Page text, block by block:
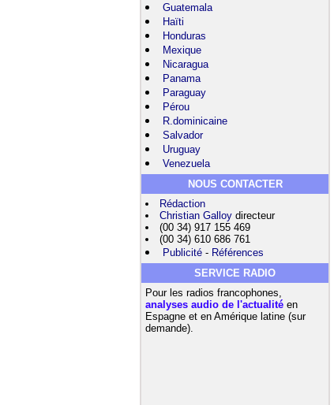
Guatemala
Haïti
Honduras
Mexique
Nicaragua
Panama
Paraguay
Pérou
R.dominicaine
Salvador
Uruguay
Venezuela
NOUS CONTACTER
Rédaction
Christian Galloy directeur
(00 34) 917 155 469
(00 34) 610 686 761
Publicité - Références
SERVICE RADIO
Pour les radios francophones,
analyses audio de l'actualité en
Espagne et en Amérique latine (sur
demande).